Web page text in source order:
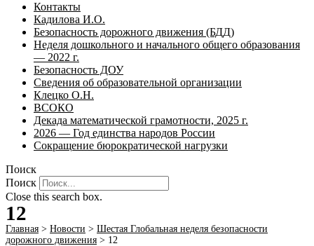
Контакты
Кадилова И.О.
Безопасность дорожного движения (БДД)
Неделя дошкольного и начального общего образования
— 2022 г.
Безопасность ДОУ
Сведения об образовательной организации
Клецко О.Н.
ВСОКО
Декада математической грамотности, 2025 г.
2026 — Год единства народов России
Сокращение бюрократической нагрузки
Поиск
Поиск
Close this search box.
12
Главная > Новости > Шестая Глобальная неделя безопасности
дорожного движения > 12